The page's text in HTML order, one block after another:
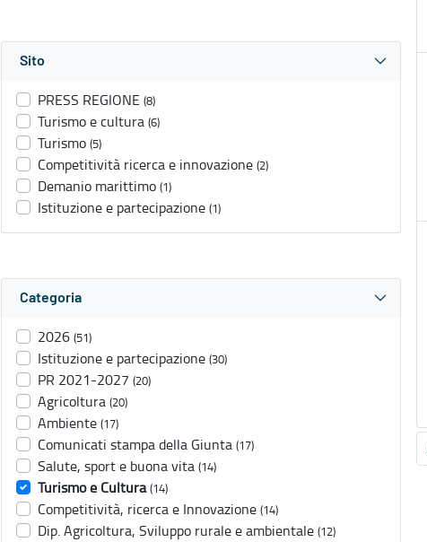
Sito
PRESS REGIONE (8)
Turismo e cultura (6)
Turismo (5)
Competitività ricerca e innovazione (2)
Demanio marittimo (1)
Istituzione e partecipazione (1)
Categoria
2026 (51)
Istituzione e partecipazione (30)
PR 2021-2027 (20)
Agricoltura (20)
Ambiente (17)
Comunicati stampa della Giunta (17)
Salute, sport e buona vita (14)
Turismo e Cultura (14)
Competitività, ricerca e Innovazione (14)
Dip. Agricoltura, Sviluppo rurale e ambientale (12)